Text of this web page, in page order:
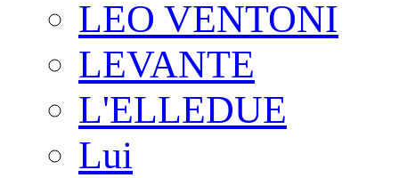
LEO VENTONI
LEVANTE
L'ELLEDUE
Lui